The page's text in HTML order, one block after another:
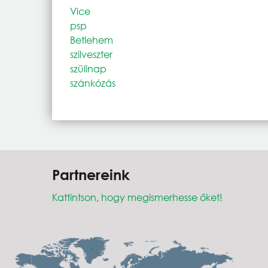
Vice
psp
Betlehem
szilveszter
szülinap
szánkózás
Partnereink
Kattintson, hogy megismerhesse őket!